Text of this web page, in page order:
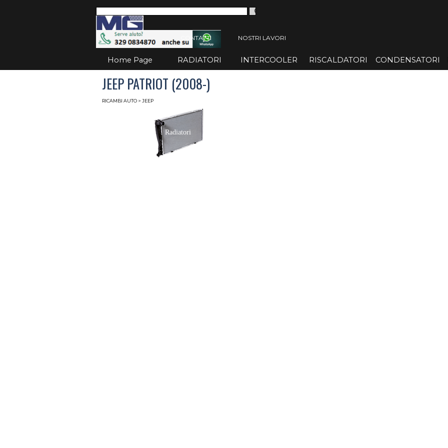
Salta menù
CONTATTI NOSTRI LAVORI
Home Page RADIATORI ▼
INTERCOOLER ▼
RISCALDATORI ▼
CONDENSATORI
JEEP PATRIOT (2008-)
RICAMBI AUTO > JEEP
Radiatori